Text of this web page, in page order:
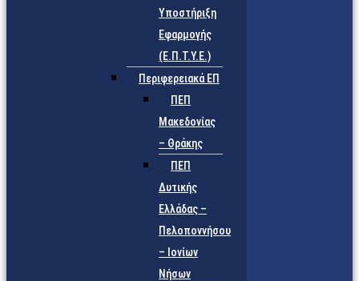
Υποστήριξη
Εφαρμογής
(Ε.Π.Τ.Υ.Ε.)
Περιφερειακά ΕΠ
ΠΕΠ
Μακεδονίας
– Θράκης
ΠΕΠ
Δυτικής
Ελλάδας –
Πελοποννήσου
– Ιονίων
Νήσων